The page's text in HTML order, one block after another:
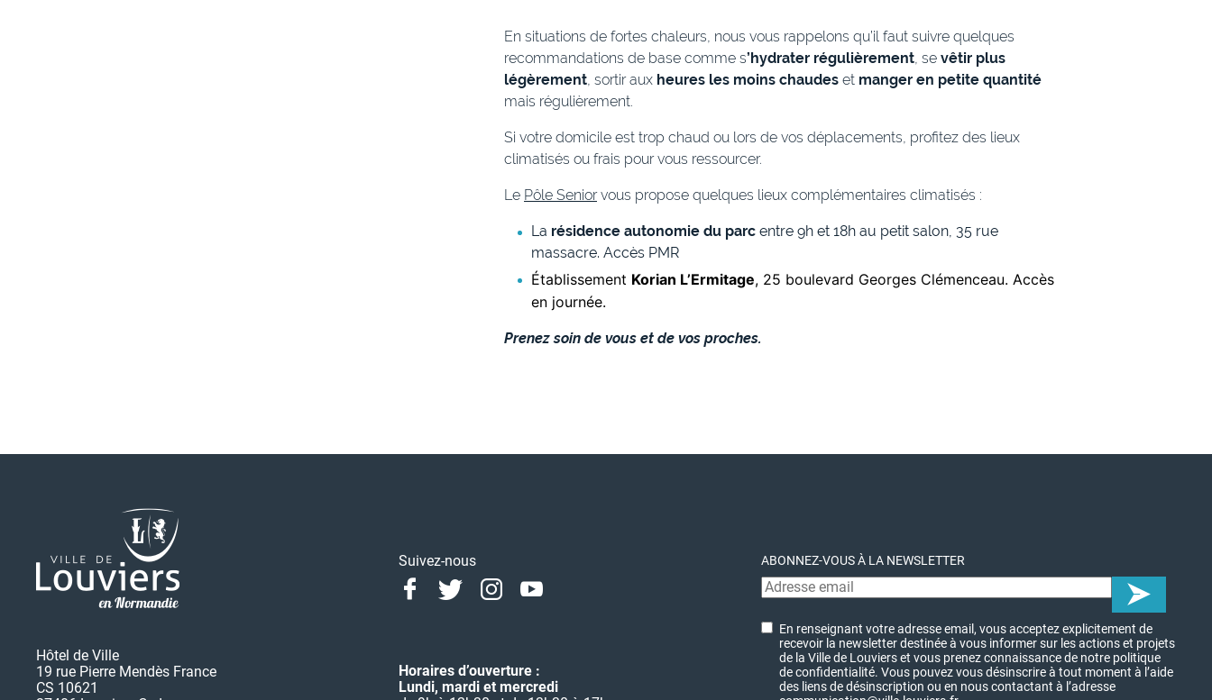
En situations de fortes chaleurs, nous vous rappelons qu’il faut suivre quelques
recommandations de base comme s’hydrater régulièrement , se vêtir plus
légèrement , sortir aux heures les moins chaudes et manger en petite quantité
mais régulièrement.
Si votre domicile est trop chaud ou lors de vos déplacements, profitez des lieux
climatisés ou frais pour vous ressourcer.
Le Pôle Seniorvous propose quelques lieux complémentaires climatisés :
La résidence autonomie du parc entre 9h et 18h au petit salon, 35 rue
massacre. Accès PMR
Établissement Korian L’Ermitage, 25 boulevard Georges Clémenceau. Accès
en journée.
Prenez soin de vous et de vos proches.
Hôtel de Ville
19 rue Pierre Mendès France
CS 10621
Suivez-nous
FacebookTwitterInstagramYoutube
Horaires d’ouverture :
Lundi, mardi et mercredi
ABONNEZ-VOUS À LA NEWSLETTER
En renseignant votre adresse email, vous acceptez explicitement de
recevoir la newsletter destinée à vous informer sur les actions et projets
de la Ville de Louviers et vous prenez connaissance de notre politique
de confidentialité. Vous pouvez vous désinscrire à tout moment à l’aide
des liens de désinscription ou en nous contactant à l’adresse